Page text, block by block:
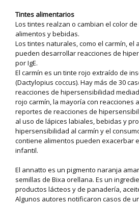
Tintes alimentarios
Los tintes realzan o cambian el color
alimentos y bebidas.
Los tintes naturales, como el carmín, el
pueden desarrollar reacciones de
por IgE.
El carmín es un tinte rojo extraído de
(Dactylopius coccus). Hay más de 30
reacciones de hipersensibilidad
rojo carmín, la mayoría con reacciones
reportes de reacciones de
al uso de lápices labiales, bebidas y
hipersensibilidad al carmín y el
contiene alimentos pueden exacerbar
infantil.
El annatto es un pigmento naranja
semillas de Bixa orellana. Es un
productos lácteos y de panadería,
Algunos autores notificaron casos de